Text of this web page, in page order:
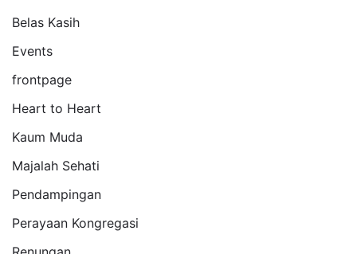
Belas Kasih
Events
frontpage
Heart to Heart
Kaum Muda
Majalah Sehati
Pendampingan
Perayaan Kongregasi